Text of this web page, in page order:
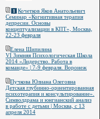
1 Кочетков Яков Анатольевич
Семинар «Когнитивная терапия
депресии. Основы
концептуализации в КПТ», Москва,
22-23 февраля
Елена Шипилина
VI Зимняя Психологическая Школа
2014 «Лидерство. Работа в
команде» | 7-9 февраля. Воронеж
Пучкова Юлиана Олеговна
Детская глубинно-ориентированная
психотерапия и консультирование».
Символдрама и юнгианский анализ
в работе с детьми | Москва, с 13
апреля 2014